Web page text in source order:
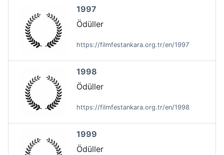
1997
Ödüller
https://filmfestankara.org.tr/en/1997
1998
Ödüller
https://filmfestankara.org.tr/en/1998
1999
Ödüller